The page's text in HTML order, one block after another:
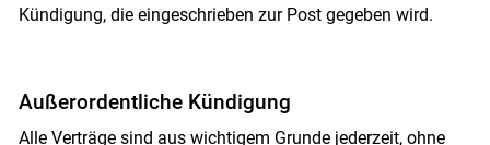
Kündigung, die eingeschrieben zur Post gegeben wird.
Außerordentliche Kündigung
Alle Verträge sind aus wichtigem Grunde jederzeit, ohne